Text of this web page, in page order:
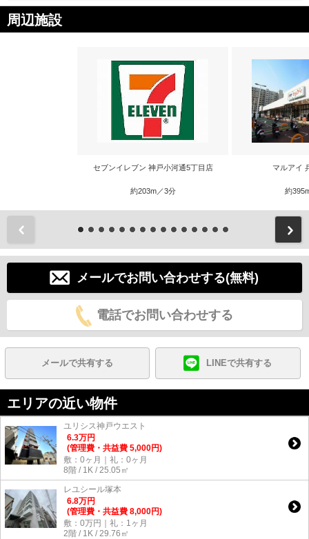
周辺施設
セブンイレブン 神戸小河通5丁目店
約203m／3分
マルアイ
約
メールでお問い合わせする(無料)
電話でお問い合わせする
メールで共有する LINEで共有する
エリアの近い物件
ユリシス神戸ウエスト
6.3万円
(管理費・共益費 5,000円)
敷：0ヶ月｜礼：0ヶ月
8階 / 1K / 25.05㎡
レユシール塚本
6.8万円
(管理費・共益費 8,000円)
敷：0万円｜礼：1ヶ月
2階 / 1K / 29.76㎡